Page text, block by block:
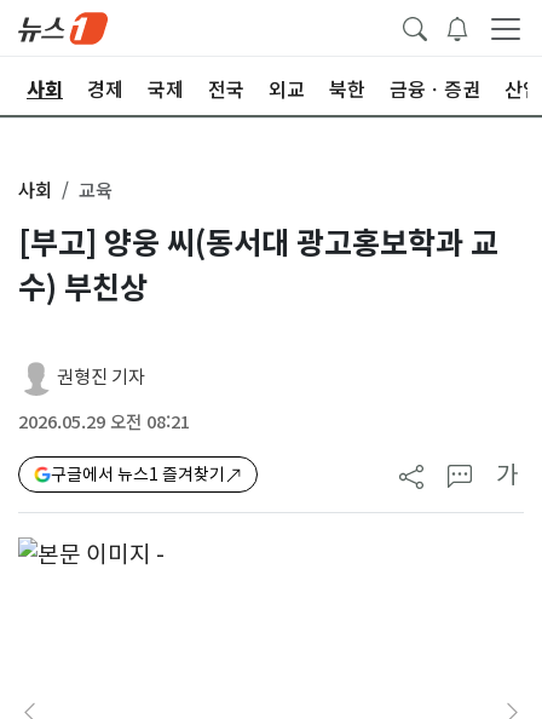
사회 경제 국제 전국 외교 북한 금융ㆍ증권 산업
사회 교육
[부고] 양웅 씨(동서대 광고홍보학과 교
수) 부친상
권형진 기자
2026.05.29 오전 08:21
구글에서 뉴스1 즐겨찾기 가